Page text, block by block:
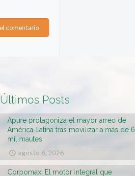
Últimos Posts
Apure protagoniza el mayor arreo de
América Latina tras movilizar a más de 6
mil mautes
agosto 6, 2026
Corpomax: El motor integral que